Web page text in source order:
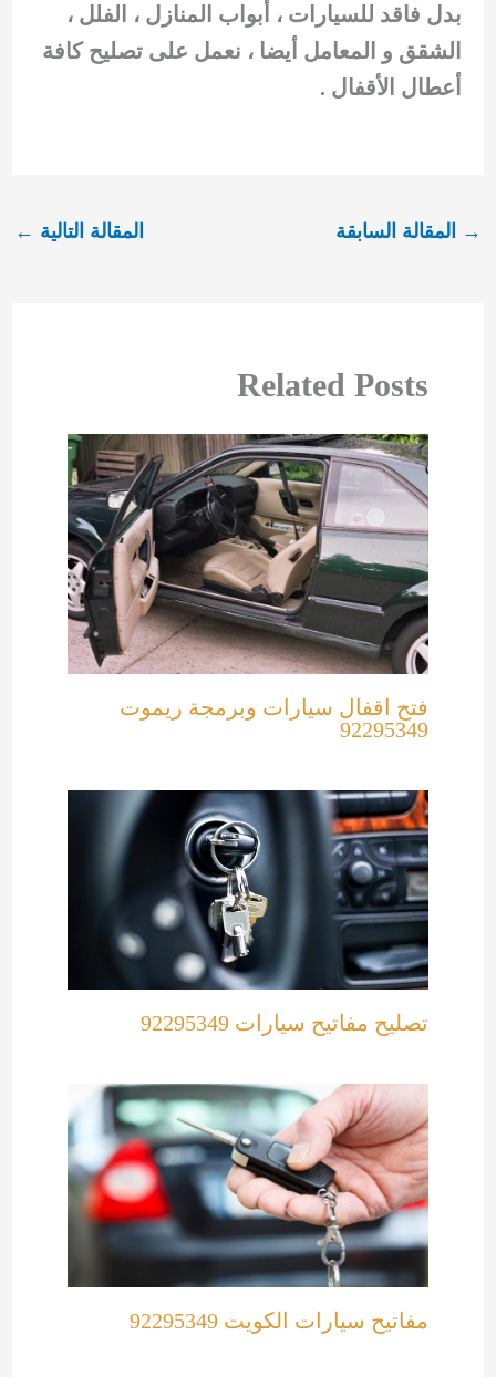
بدل فاقد للسيارات ، أبواب المنازل ، الفلل ،
الشقق و المعامل أيضا ، نعمل على تصليح كافة
أعطال الأقفال .
→ المقالة السابقة المقالة التالية ←
Related Posts
فتح اقفال سيارات وبرمجة ريموت
92295349
تصليح مفاتيح سيارات 92295349
مفاتيح سيارات الكويت 92295349